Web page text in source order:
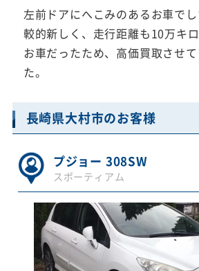
左前ドアにへこみのあるお車で
較的新しく、走行距離も10万キ
お車だったため、高価買取させ
た。
長崎県大村市のお客様
プジョー 308SW
スポーティアム